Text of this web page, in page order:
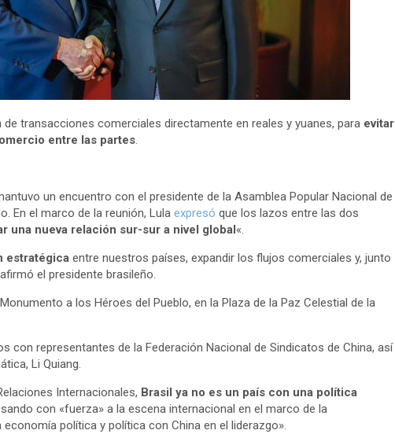
transacciones comerciales directamente en reales y yuanes, para evitar
entre las partes.
un encuentro con el presidente de la Asamblea Popular Nacional de
En el marco de la reunión, Lula expresó que los lazos entre las dos
una nueva relación sur-sur a nivel global «.
estratégica entre nuestros países, expandir los flujos comerciales y, junto
el presidente brasileño.
a los Héroes del Pueblo, en la Plaza de la Paz Celestial de la
con representantes de la Federación Nacional de Sindicatos de China, así
Li Quiang.
Internacionales, Brasil ya no es un país con una política
con «fuerza» a la escena internacional en el marco de la
política y política con China en el liderazgo».